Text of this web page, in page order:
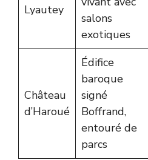
Lyautey
salons
exotiques
Château
d’Haroué
Édifice
baroque
signé
Boffrand,
entouré de
parcs